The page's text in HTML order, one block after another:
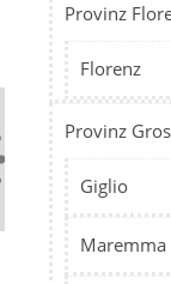
Provinz
Florenz
Provinz
Giglio
Maremma